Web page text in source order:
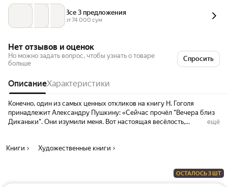
Все 3 предложения
от 74 000 сум
Нет отзывов и оценок
Но можно задать вопрос, чтобы узнать о товаре
больше
Спросить
ОписаниеХарактеристики
Конечно, один из самых ценных откликов на книгу Н. Гоголя
принадлежит Александру Пушкину: «Сейчас прочёл "Вечера близ
Диканьки". Они изумили меня. Вот настоящая весёлость,
нынешней литературе, что я доселе не образумился…» И хотя сам
ещё
Книги Художественные книги
ОСТАЛОСЬ 3 ШТ